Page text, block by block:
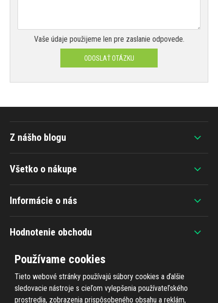
Vaše údaje použijeme len pre zaslanie odpovede.
ODOSLAŤ OTÁZKU
Všetko o nákupe
Informácie o nás
Hodnotenie obchodu
+420 607 383 838
Z nášho blogu
Používame cookies
Tieto webové stránky používajú súbory cookies a ďalšie
sledovacie nástroje s cieľom vylepšenia používateľského
prostredia, zobrazenia prispôsobeného obsahu a reklám,